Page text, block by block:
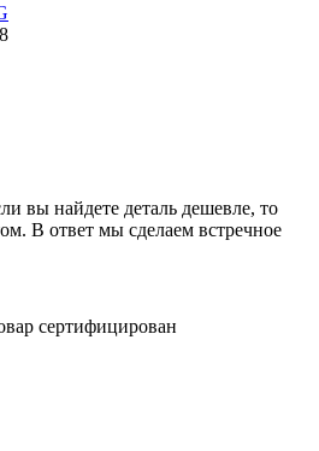
вы найдете деталь дешевле, то
В ответ мы сделаем встречное
сертифицирован